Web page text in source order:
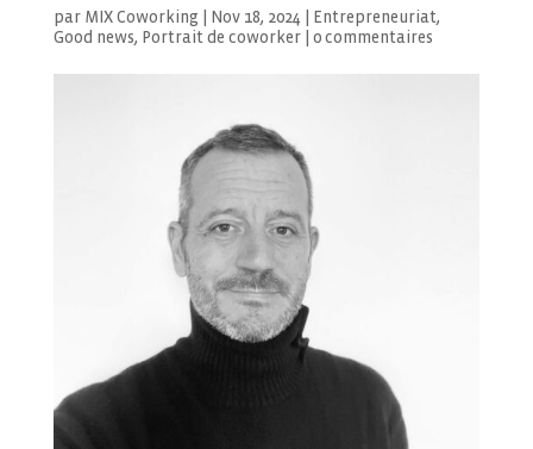
par MIX Coworking Nov 18, 2024 Entrepreneuriat,
Good news, Portrait de coworker| 0 commentaires